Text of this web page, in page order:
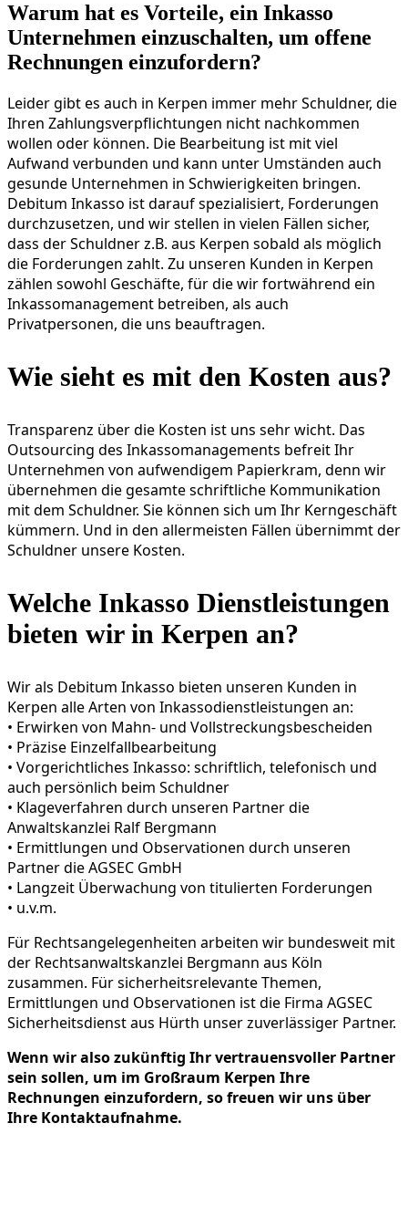
Warum hat es Vorteile, ein Inkasso
Unternehmen einzuschalten, um offene
Rechnungen einzufordern?
Leider gibt es auch in Kerpen immer mehr Schuldner, die
Ihren Zahlungsverpflichtungen nicht nachkommen
wollen oder können. Die Bearbeitung ist mit viel
Aufwand verbunden und kann unter Umständen auch
gesunde Unternehmen in Schwierigkeiten bringen.
Debitum Inkasso ist darauf spezialisiert, Forderungen
durchzusetzen, und wir stellen in vielen Fällen sicher,
dass der Schuldner z.B. aus Kerpen sobald als möglich
die Forderungen zahlt. Zu unseren Kunden in Kerpen
zählen sowohl Geschäfte, für die wir fortwährend ein
Inkassomanagement betreiben, als auch
Privatpersonen, die uns beauftragen.
Wie sieht es mit den Kosten aus?
Transparenz über die Kosten ist uns sehr wicht. Das
Outsourcing des Inkassomanagements befreit Ihr
Unternehmen von aufwendigem Papierkram, denn wir
übernehmen die gesamte schriftliche Kommunikation
mit dem Schuldner. Sie können sich um Ihr Kerngeschäft
kümmern. Und in den allermeisten Fällen übernimmt der
Schuldner unsere Kosten.
Welche Inkasso Dienstleistungen
bieten wir in Kerpen an?
Wir als Debitum Inkasso bieten unseren Kunden in
Kerpen alle Arten von Inkassodienstleistungen an:
• Erwirken von Mahn- und Vollstreckungsbescheiden
• Präzise Einzelfallbearbeitung
• Vorgericht­liches Inkasso: schriftlich, telefonisch und
auch persönlich beim Schuldner
• Klageverfahren durch unseren Partner die
Anwaltskanzlei Ralf Bergmann
• Ermittlungen und Observationen durch unseren
Partner die AGSEC GmbH
• Langzeit Überwachung von titulierten Forderungen
• u.v.m.
Für Rechtsangelegenheiten arbeiten wir bundesweit mit
der Rechtsanwaltskanzlei Bergmann aus Köln
zusammen. Für sicherheitsrelevante Themen,
Ermittlungen und Observationen ist die Firma AGSEC
Sicherheitsdienst aus Hürth unser zuverlässiger Partner.
Wenn wir also zukünftig Ihr vertrauensvoller Partner
sein sollen, um im Großraum Kerpen Ihre
Rechnungen einzufordern, so freuen wir uns über
Ihre Kontaktaufnahme.